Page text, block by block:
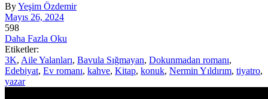
ByYeşim Özdemir
Mayıs 26, 2024
598
Daha Fazla Oku
Etiketler:
3K, Aile Yalanları, Bavula Sığmayan, Dokunmadan romanı,
Edebiyat, Ev romanı, kahve, Kitap, konuk, Nermin Yıldırım, tiyatro,
yazar